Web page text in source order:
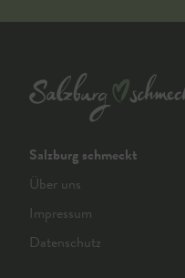
Salzburg schmeckt
Über uns
Impressum
Datenschutz